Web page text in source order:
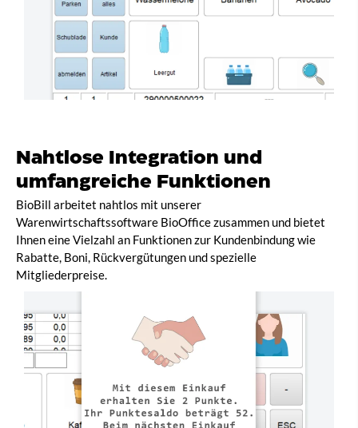
Nahtlose Integration und
umfangreiche Funktionen
BioBill arbeitet nahtlos mit unserer
Warenwirtschaftssoftware BioOffice zusammen und bietet
Ihnen eine Vielzahl an Funktionen zur Kundenbindung wie
Rabatte, Boni, Rückvergütungen und spezielle
Mitgliederpreise.